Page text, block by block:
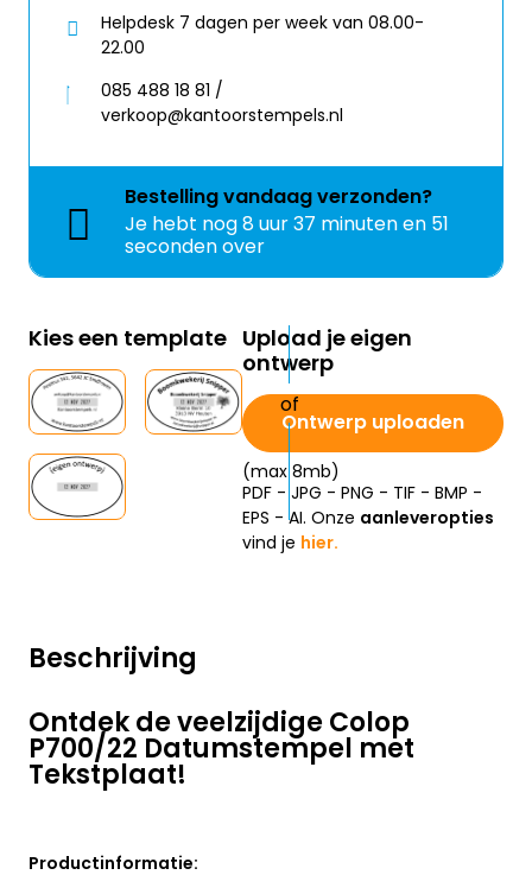
Beschrijving
Ontdek de veelzijdige Colop
P700/22 Datumstempel met
Tekstplaat!
Productinformatie:
Helpdesk 7 dagen per week van 08.00-
22.00
085 488 18 81 /
verkoop@kantoorstempels.nl
Bestellingvandaagverzonden?
Je hebt nog8 uur 37 minuten en 51
seconden over
Kies een template Upload je eigen
ontwerp
Ontwerp uploaden
(max 8mb)
PDF - JPG - PNG - TIF - BMP -
EPS - AI. Onze aanleveropties
vind je hier.